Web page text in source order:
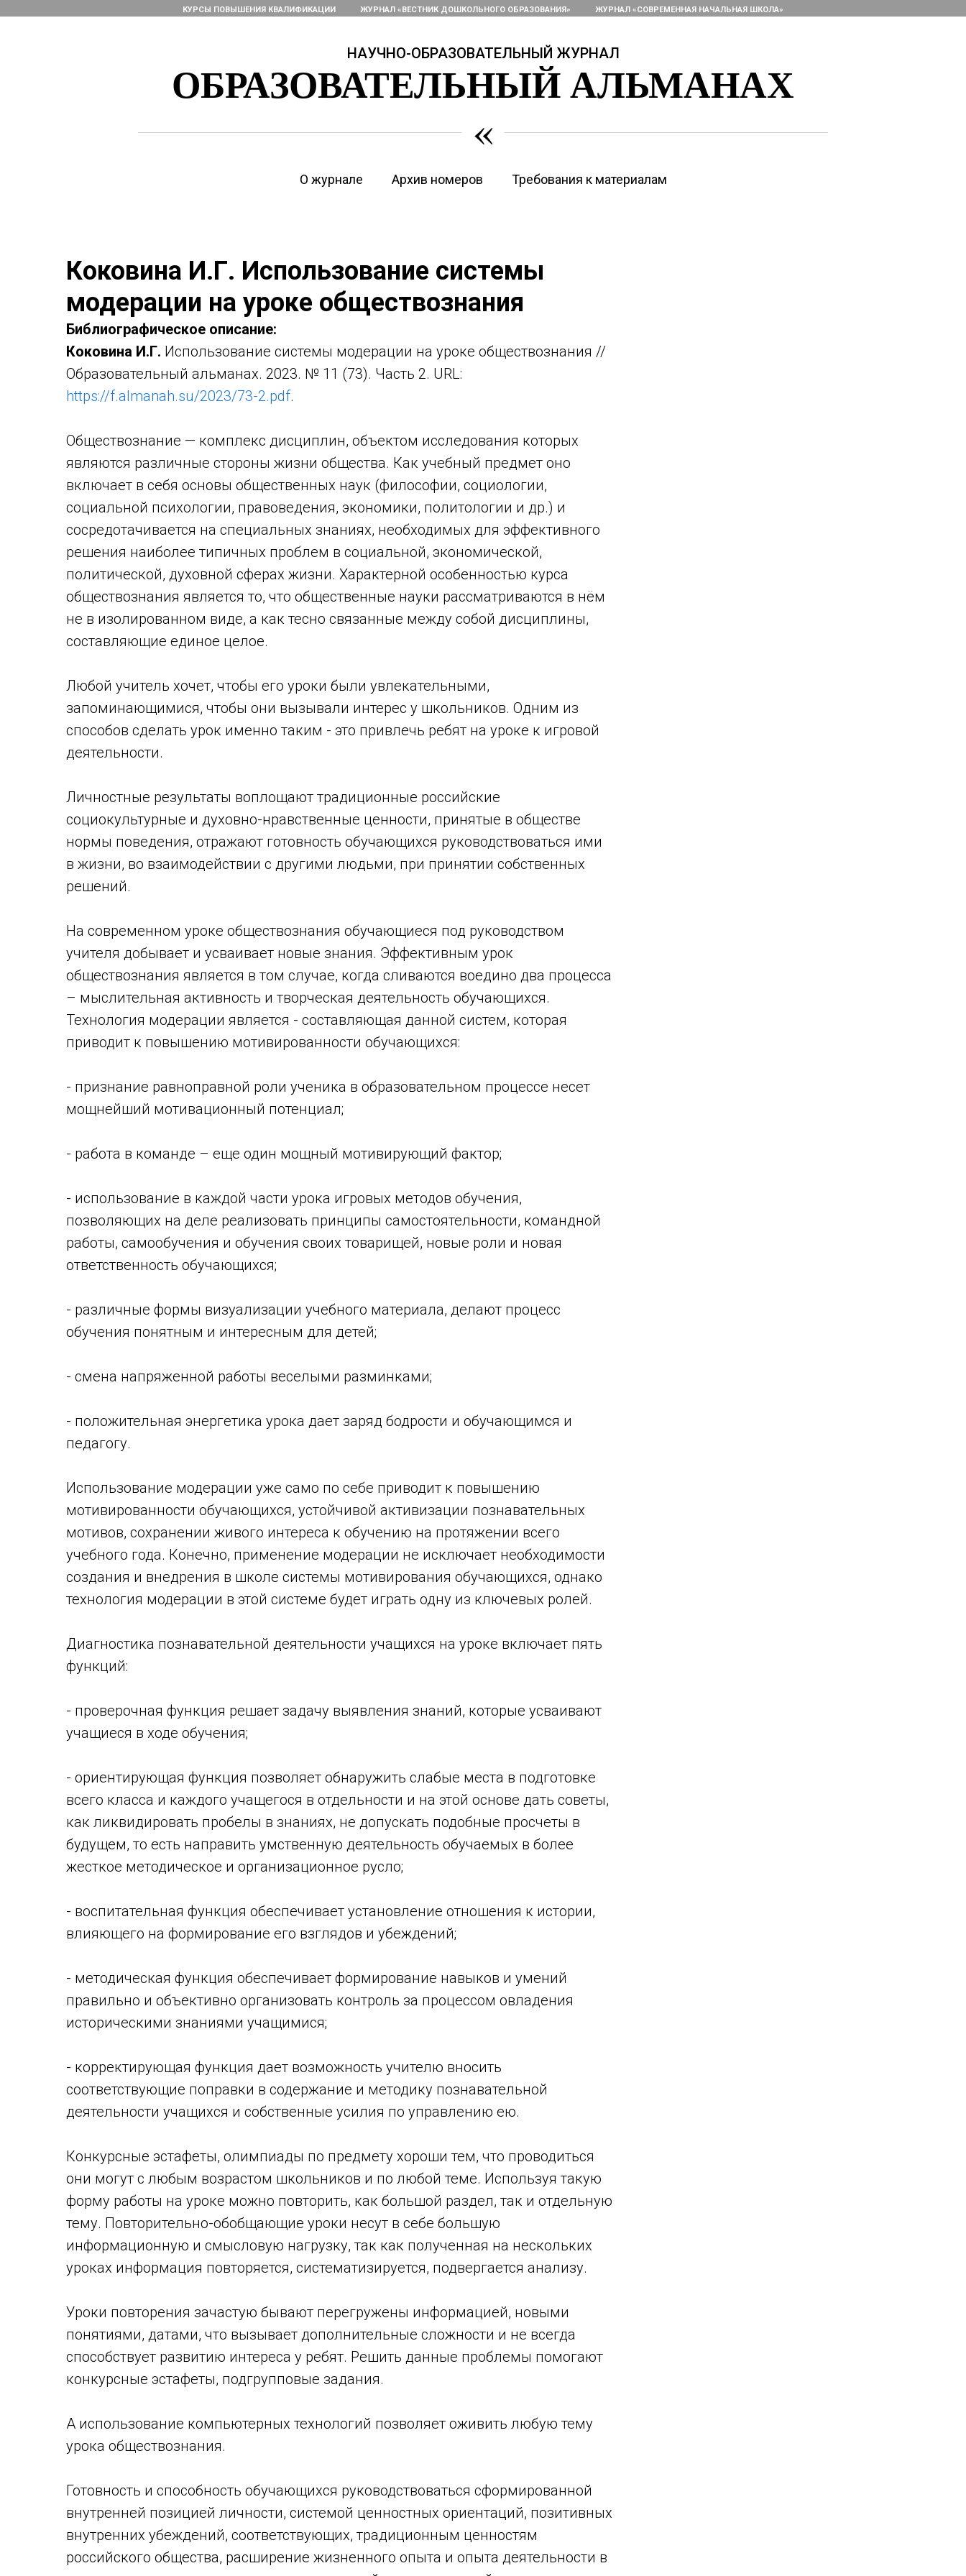
КУРСЫ ПОВЫШЕНИЯ КВАЛИФИКАЦИИ ЖУРНАЛ «ВЕСТНИК ДОШКОЛЬНОГО ОБРАЗОВАНИЯ» ЖУРНАЛ «СОВРЕМЕННАЯ НАЧАЛЬНАЯ ШКОЛА»
НАУЧНО-ОБРАЗОВАТЕЛЬНЫЙ ЖУРНАЛ
ОБРАЗОВАТЕЛЬНЫЙ АЛЬМАНАХ
«
О журнале Архив номеров Требования к материалам
Коковина И.Г. Использование системы
модерации на уроке обществознания
Библиографическое описание:
Коковина И.Г. Использование системы модерации на уроке обществознания //
Образовательный альманах. 2023. № 11 (73). Часть 2. URL:
https://f.almanah.su/2023/73-2.pdf.
Обществознание — комплекс дисциплин, объектом исследования которых
являются различные стороны жизни общества. Как учебный предмет оно
включает в себя основы общественных наук (философии, социологии,
социальной психологии, правоведения, экономики, политологии и др.) и
сосредотачивается на специальных знаниях, необходимых для эффективного
решения наиболее типичных проблем в социальной, экономической,
политической, духовной сферах жизни. Характерной особенностью курса
обществознания является то, что общественные науки рассматриваются в нём
не в изолированном виде, а как тесно связанные между собой дисциплины,
составляющие единое целое.
Любой учитель хочет, чтобы его уроки были увлекательными,
запоминающимися, чтобы они вызывали интерес у школьников. Одним из
способов сделать урок именно таким - это привлечь ребят на уроке к игровой
деятельности.
Личностные результаты воплощают традиционные российские
социокультурные и духовно-нравственные ценности, принятые в обществе
нормы поведения, отражают готовность обучающихся руководствоваться ими
в жизни, во взаимодействии с другими людьми, при принятии собственных
решений.
На современном уроке обществознания обучающиеся под руководством
учителя добывает и усваивает новые знания. Эффективным урок
обществознания является в том случае, когда сливаются воедино два процесса
– мыслительная активность и творческая деятельность обучающихся.
Технология модерации является - составляющая данной систем, которая
приводит к повышению мотивированности обучающихся:
- признание равноправной роли ученика в образовательном процессе несет
мощнейший мотивационный потенциал;
- работа в команде – еще один мощный мотивирующий фактор;
- использование в каждой части урока игровых методов обучения,
позволяющих на деле реализовать принципы самостоятельности, командной
работы, самообучения и обучения своих товарищей, новые роли и новая
ответственность обучающихся;
- различные формы визуализации учебного материала, делают процесс
обучения понятным и интересным для детей;
- смена напряженной работы веселыми разминками;
- положительная энергетика урока дает заряд бодрости и обучающимся и
педагогу.
Использование модерации уже само по себе приводит к повышению
мотивированности обучающихся, устойчивой активизации познавательных
мотивов, сохранении живого интереса к обучению на протяжении всего
учебного года. Конечно, применение модерации не исключает необходимости
создания и внедрения в школе системы мотивирования обучающихся, однако
технология модерации в этой системе будет играть одну из ключевых ролей.
Диагностика познавательной деятельности учащихся на уроке включает пять
функций:
- проверочная функция решает задачу выявления знаний, которые усваивают
учащиеся в ходе обучения;
- ориентирующая функция позволяет обнаружить слабые места в подготовке
всего класса и каждого учащегося в отдельности и на этой основе дать советы,
как ликвидировать пробелы в знаниях, не допускать подобные просчеты в
будущем, то есть направить умственную деятельность обучаемых в более
жесткое методическое и организационное русло;
- воспитательная функция обеспечивает установление отношения к истории,
влияющего на формирование его взглядов и убеждений;
- методическая функция обеспечивает формирование навыков и умений
правильно и объективно организовать контроль за процессом овладения
историческими знаниями учащимися;
- корректирующая функция дает возможность учителю вносить
соответствующие поправки в содержание и методику познавательной
деятельности учащихся и собственные усилия по управлению ею.
Конкурсные эстафеты, олимпиады по предмету хороши тем, что проводиться
они могут с любым возрастом школьников и по любой теме. Используя такую
форму работы на уроке можно повторить, как большой раздел, так и отдельную
тему. Повторительно-обобщающие уроки несут в себе большую
информационную и смысловую нагрузку, так как полученная на нескольких
уроках информация повторяется, систематизируется, подвергается анализу.
Уроки повторения зачастую бывают перегружены информацией, новыми
понятиями, датами, что вызывает дополнительные сложности и не всегда
способствует развитию интереса у ребят. Решить данные проблемы помогают
конкурсные эстафеты, подгрупповые задания.
А использование компьютерных технологий позволяет оживить любую тему
урока обществознания.
Готовность и способность обучающихся руководствоваться сформированной
внутренней позицией личности, системой ценностных ориентаций, позитивных
внутренних убеждений, соответствующих, традиционным ценностям
российского общества, расширение жизненного опыта и опыта деятельности в